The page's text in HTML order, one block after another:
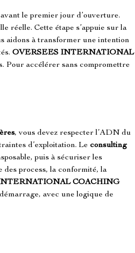
le premier jour d’ouverture.
réelle. Cette étape s’appuie sur la
aidons à transformer une intention
OVERSEES INTERNATIONAL
Pour accélérer sans compromettre
, vous devez respecter l’ADN du
d’exploitation. Le consulting
puis à sécuriser les
process, la conformité, la
COACHING
avec une logique de